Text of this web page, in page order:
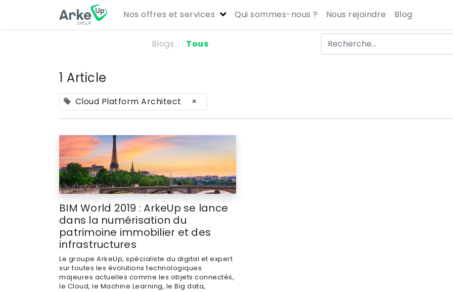
Nos offres et services Qui sommes-nous ? Nous rejoindre Blog
Blogs : Tous
1 Article
Cloud Platform Architect ×
BIM World 2019 : ArkeUp se lance
dans la numérisation du
patrimoine immobilier et des
infrastructures
Le groupe ArkeUp, spécialiste du digital et expert
sur toutes les évolutions technologiques
majeures actuelles comme les objets connectés,
le Cloud, le Machine Learning, le Big data,